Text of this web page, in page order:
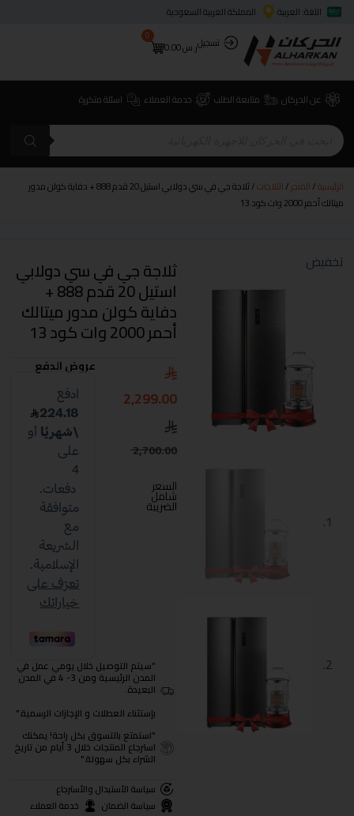
اللغة: العربية
المملكة العربية السعودية
تسجيلر.س0.00
0
عن الحركان متابعة الطلب خدمة العملاء اسئلة متكررة
الرئيسية/المتجر/الثلاجات
/ ثلاجة جي في سي دولابي استيل 20 قدم 888 + دفاية كولن مدور
ميتالك أحمر 2000 وات كود 13
تخفيض ثلاجة جي في سي دولابي
استيل 20 قدم 888 +
دفاية كولن مدور ميتالك
أحمر 2000 وات كود 13
2,700.00
2,299.00
السعر
شامل
الضريبة
عروض الدفع
"سيتم التوصيل خلال يومي عمل في
المدن الرئيسية ومن 3- 4 في المدن
البعيدة.
بإستثناء العطلات و الإجازات الرسمية."
"استمتع بالتسوق بكل راحة! يمكنك
استرجاع المنتجات خلال 3 أيام من تاريخ
الشراء بكل سهولة."
سياسة الأستبدال والأسترجاع
سياسة الضمان
خدمة العملاء